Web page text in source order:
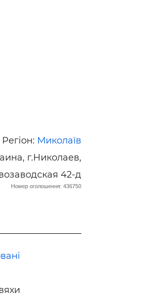
Регіон: Миколаїв
г.Николаев,
42-д
Номер оголошення: 436750